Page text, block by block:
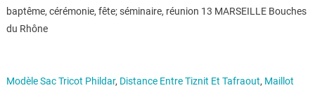
baptême, cérémonie, fête; séminaire, réunion 13 MARSEILLE Bouches
du Rhône
Modèle Sac Tricot Phildar, Distance Entre Tiznit Et Tafraout, Maillot